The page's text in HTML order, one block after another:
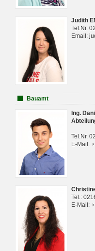
Judith
Tel.Nr.
Email:
Bauamt
Ing.
Tel.Nr.
E-Mail:
Tel.:
E-Mail: